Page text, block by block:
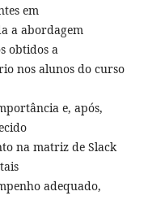
em
a abordagem
obtidos a
nos alunos do curso
e, após,
na matriz de Slack
adequado,